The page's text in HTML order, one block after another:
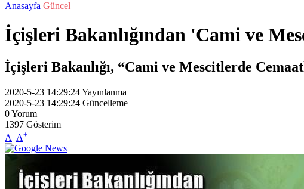
Anasayfa Güncel
İçişleri Bakanlığından 'Cami ve
İçişleri Bakanlığı, “Cami ve Mescitlerde
2020-5-23 14:29:24Yayınlanma
2020-5-23 14:29:24 Güncelleme
0Yorum
1397 Gösterim
A- A+